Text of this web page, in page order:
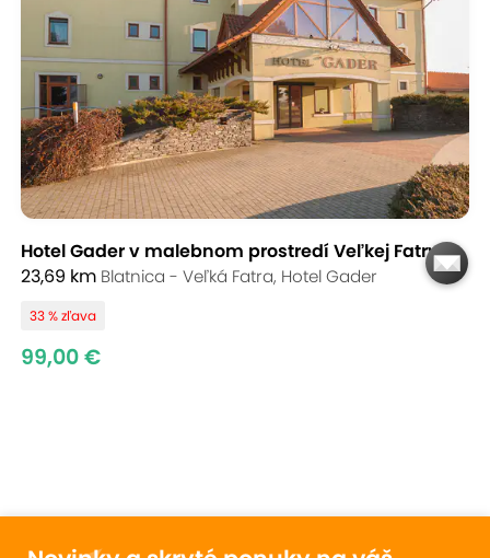
Hotel Gader v malebnom prostredí Veľkej Fatry
23,69 km Blatnica - Veľká Fatra, Hotel Gader
33 % zľava
99,00 €